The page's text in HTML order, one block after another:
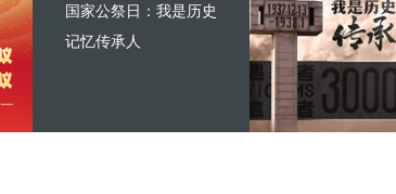
国家公祭日：我是历史
记忆传承人